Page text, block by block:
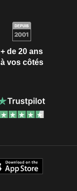
+ de 20 ans
à vos côtés